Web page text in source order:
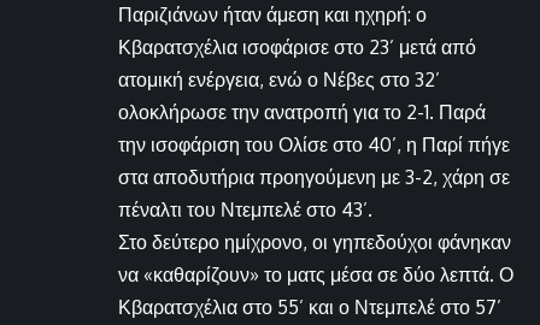
Παριζιάνων ήταν άμεση και ηχηρή: ο
Κβαρατσχέλια ισοφάρισε στο 23’ μετά από
ατομική ενέργεια, ενώ ο Νέβες στο 32’
ολοκλήρωσε την ανατροπή για το 2-1. Παρά
την ισοφάριση του Ολίσε στο 40’, η Παρί πήγε
στα αποδυτήρια προηγούμενη με 3-2, χάρη σε
πέναλτι του Ντεμπελέ στο 43’.
Στο δεύτερο ημίχρονο, οι γηπεδούχοι φάνηκαν
να «καθαρίζουν» το ματς μέσα σε δύο λεπτά. Ο
Κβαρατσχέλια στο 55’ και ο Ντεμπελέ στο 57’